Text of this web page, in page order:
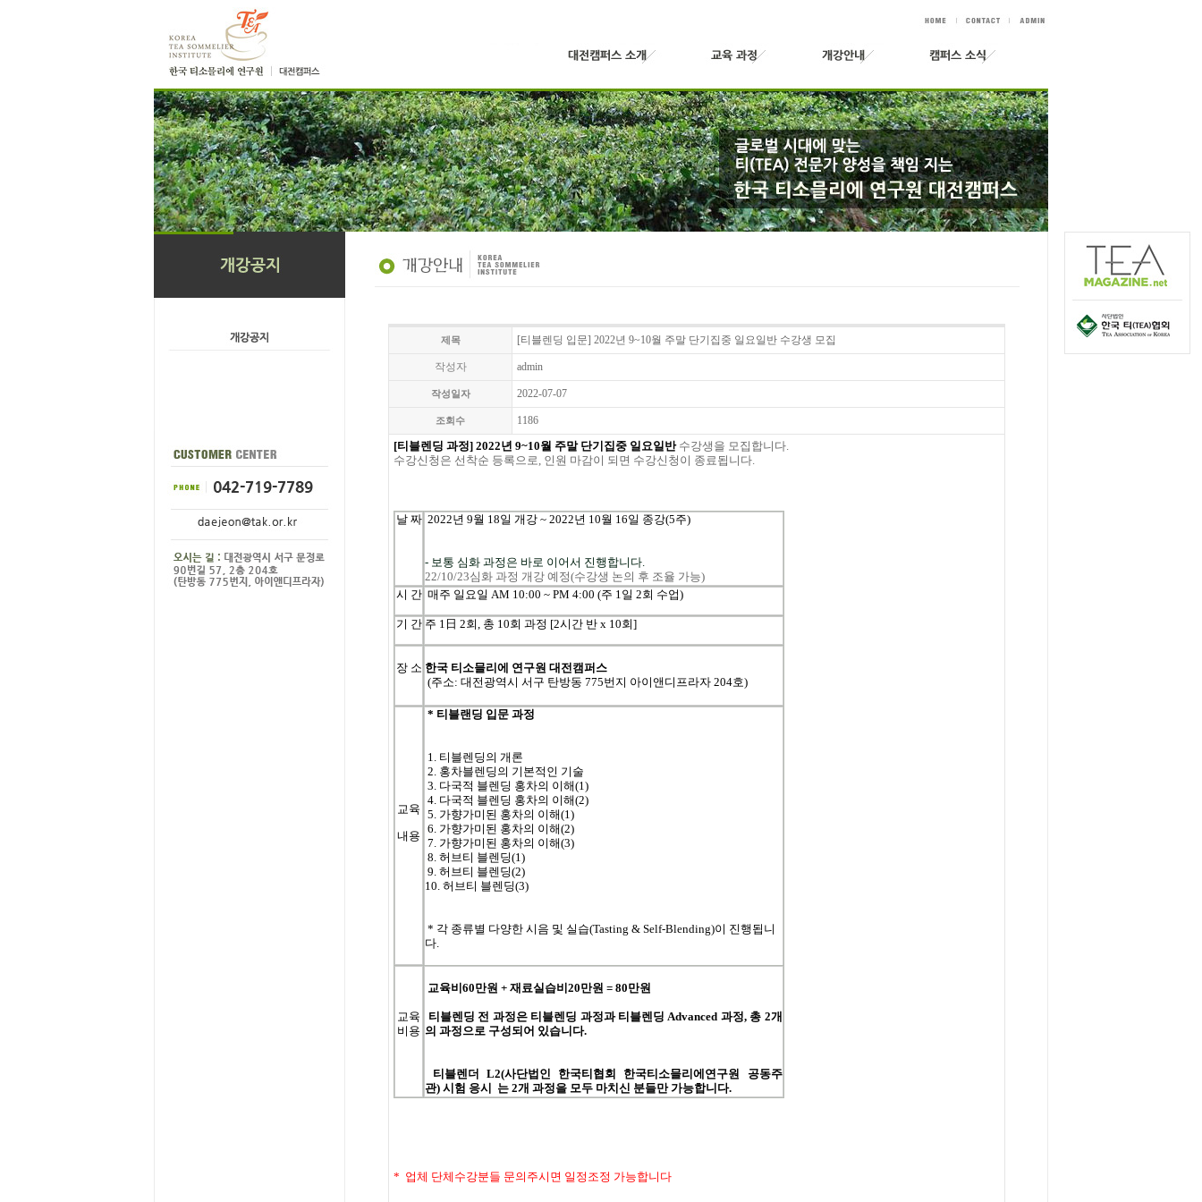
제목 [티블렌딩 입문] 2022년 9~10월 주말 단기집중 일요일반 수강생 모집
작성자 admin
작성일자 2022-07-07
조회수 1186
[티블렌딩 과정] 2022년 9~10월 주말 단기집중 일요일반 수강생을 모집합니다.
수강신청은 선착순 등록으로, 인원 마감이 되면 수강신청이 종료됩니다.
날 짜 2022년 9월 18일 개강 ~ 2022년 10월 16일 종강(5주)
- 보통 심화 과정은 바로 이어서 진행합니다.
22/10/23심화 과정 개강 예정(수강생 논의 후 조율 가능)
시 간 매주 일요일 AM 10:00 ~ PM 4:00 (주 1일 2회 수업)
기 간 주 1 日 2회, 총 10회 과정 [2시간 반 x 10회]
장 소 한국 티소믈리에 연구원 대전캠퍼스
(주소: 대전광역시 서구 탄방동 775번지 아이앤디프라자 204호)
교육
내용
* 티블랜딩 입문 과정
1. 티블렌딩의 개론
2. 홍차블렌딩의 기본적인 기술
3. 다국적 블렌딩 홍차의 이해(1)
4. 다국적 블렌딩 홍차의 이해(2)
5. 가향가미된 홍차의 이해(1)
6. 가향가미된 홍차의 이해(2)
7. 가향가미된 홍차의 이해(3)
8. 허브티 블렌딩(1)
9. 허브티 블렌딩(2)
10. 허브티 블렌딩(3)
* 각 종류별 다양한 시음 및 실습(Tasting & Self-Blending)이 진행됩니
다.
교육
비용
교육비60만원 + 재료실습비20만원 = 80만원
티블렌딩 전 과정은 티블렌딩 과정과 티블렌딩 Advanced 과정, 총 2개
의 과정으로 구성되어 있습니다.
티블렌더 L2(사단법인 한국티협회 한국티소믈리에연구원
공동주
관) 시험 응시 는 2개 과정을 모두 마치신 분들만 가능합니다.
* 업체 단체수강분들 문의주시면 일정조정 가능합니다